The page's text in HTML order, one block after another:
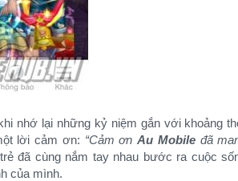
nhớ lại những kỷ niệm gắn với khoảng
lời cảm ơn: “Cảm ơnAu Mobileđã
đã cùng nắm tay nhau bước ra cuộc
của mình.